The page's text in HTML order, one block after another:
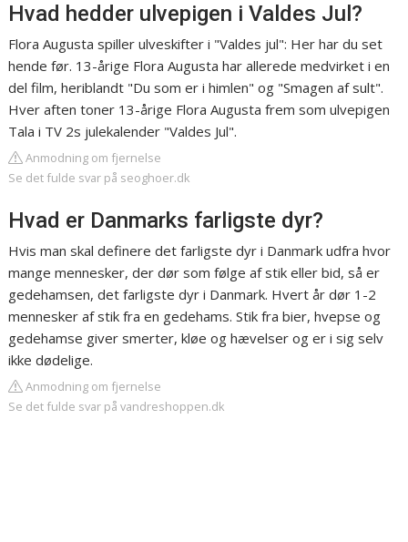
Hvad hedder ulvepigen i Valdes Jul?
Flora Augusta spiller ulveskifter i "Valdes jul": Her har du set
hende før. 13-årige Flora Augusta har allerede medvirket i en
del film, heriblandt "Du som er i himlen" og "Smagen af sult".
Hver aften toner 13-årige Flora Augusta frem som ulvepigen
Tala i TV 2s julekalender "Valdes Jul".
Anmodning om fjernelse
Se det fulde svar på seoghoer.dk
Hvad er Danmarks farligste dyr?
Hvis man skal definere det farligste dyr i Danmark udfra hvor
mange mennesker, der dør som følge af stik eller bid, så er
gedehamsen, det farligste dyr i Danmark. Hvert år dør 1-2
mennesker af stik fra en gedehams. Stik fra bier, hvepse og
gedehamse giver smerter, kløe og hævelser og er i sig selv
ikke dødelige.
Anmodning om fjernelse
Se det fulde svar på vandreshoppen.dk